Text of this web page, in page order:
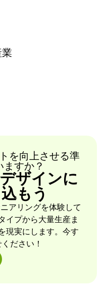
を向上させる準
すか？
ザインに
もう
アリングを体験して
イプから大量生産ま
現実にします。今す
ださい！